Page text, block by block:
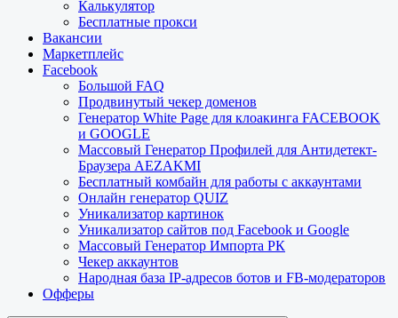
Калькулятор
Бесплатные прокси
Вакансии
Маркетплейс
Facebook
Большой FAQ
Продвинутый чекер доменов
Генератор White Page для клоакинга FACEBOOK
и GOOGLE
Массовый Генератор Профилей для Антидетект-
Браузера AEZAKMI
Бесплатный комбайн для работы с аккаунтами
Онлайн генератор QUIZ
Уникализатор картинок
Уникализатор сайтов под Facebook и Google
Массовый Генератор Импорта РК
Чекер аккаунтов
Народная база IP-адресов ботов и FB-модераторов
Офферы